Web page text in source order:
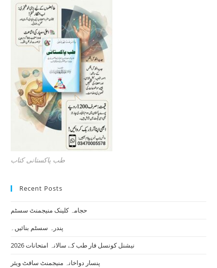
طب پاکستانی کتاب
Recent Posts
حجامہ کلینک منیجمنٹ سسٹم
پندرہ سسٹم بنائیں۔
نیشنل کونسل فار طب کے سالانہ امتحانات 2026
پنسار دواخانہ منیجمنٹ سافٹ ویئر